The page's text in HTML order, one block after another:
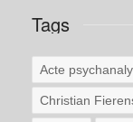
Tags
Acte
Christian